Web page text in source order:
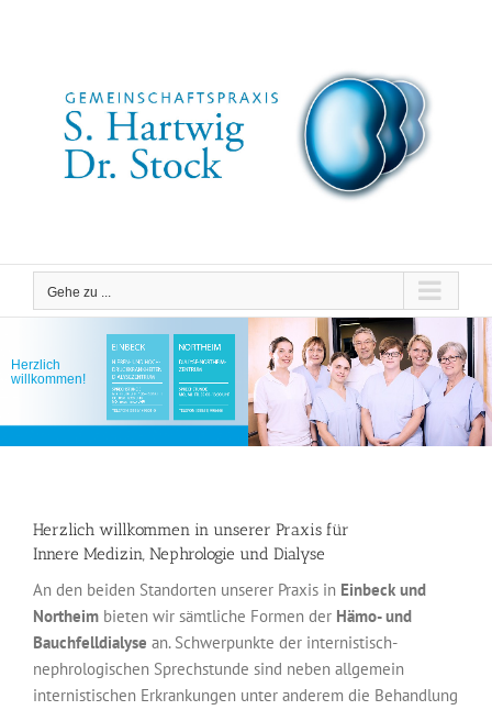
Gehe zu ...
Herzlich
willkommen!
Herzlich willkommen in unserer Praxis für
Innere Medizin, Nephrologie und Dialyse
An den beiden Standorten unserer Praxis in Einbeck und
Northeim bieten wir sämtliche Formen der Hämo- und
Bauchfelldialyse an. Schwerpunkte der internistisch-
nephrologischen Sprechstunde sind neben allgemein
internistischen Erkrankungen unter anderem die Behandlung